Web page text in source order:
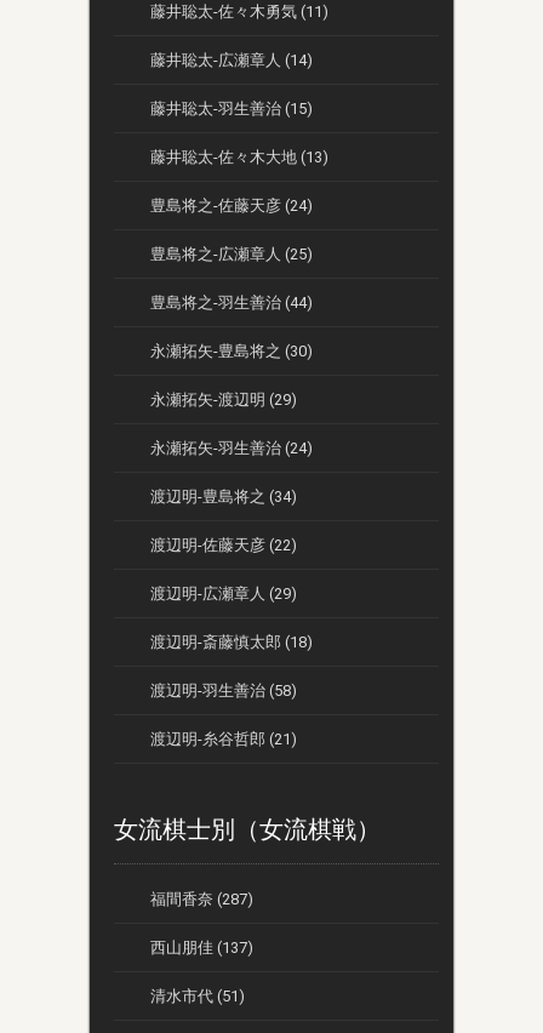
藤井聡太-佐々木勇気 (11)
藤井聡太-広瀬章人 (14)
藤井聡太-羽生善治 (15)
藤井聡太-佐々木大地 (13)
豊島将之-佐藤天彦 (24)
豊島将之-広瀬章人 (25)
豊島将之-羽生善治 (44)
永瀬拓矢-豊島将之 (30)
永瀬拓矢-渡辺明 (29)
永瀬拓矢-羽生善治 (24)
渡辺明-豊島将之 (34)
渡辺明-佐藤天彦 (22)
渡辺明-広瀬章人 (29)
渡辺明-斎藤慎太郎 (18)
渡辺明-羽生善治 (58)
渡辺明-糸谷哲郎 (21)
女流棋士別（女流棋戦）
福間香奈 (287)
西山朋佳 (137)
清水市代 (51)